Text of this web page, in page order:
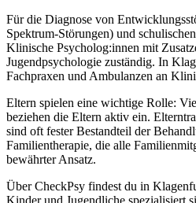
Für die Diagnose von
Spektrum-Störungen) und
Klinische Psycholog:innen mit
Jugendpsychologie zuständig. In
Fachpraxen und Ambulanzen an
Eltern spielen eine wichtige Rolle:
beziehen die Eltern aktiv ein.
sind oft fester Bestandteil der
Familientherapie, die alle
bewährter Ansatz.
Über CheckPsy findest du in
Kinder und Jugendliche spezialisiert